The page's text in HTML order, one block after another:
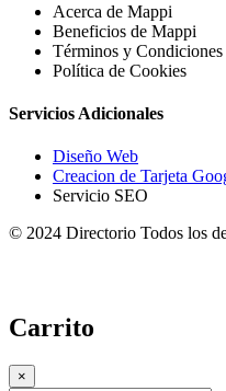
Acerca de Mappi
Beneficios de Mappi
Términos y Condiciones
Política de Cookies
Servicios Adicionales
Diseño Web
Creacion de Tarjeta
Servicio SEO
© 2024 Directorio Todos los
Carrito
×